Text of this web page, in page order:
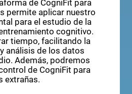
de CogniFit para
permite aplicar nuestro
para el estudio de la
cognitivo.
tiempo, facilitando la
análisis de los datos
Además, podremos
de CogniFit para
extrañas.